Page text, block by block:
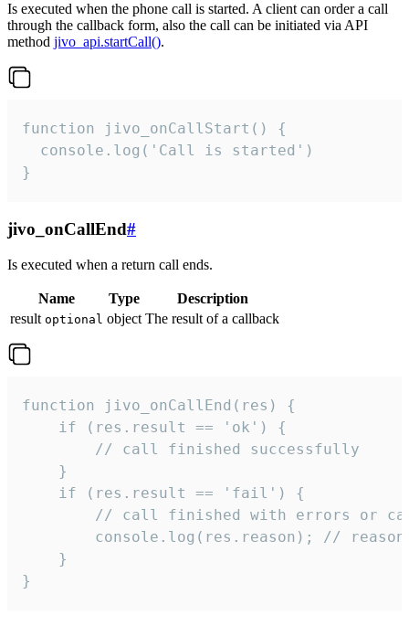
Is executed when the phone call is started. A client can order a call
through the callback form, also the call can be initiated via API
method jivo_api.startCall().
function jivo_onCallStart() {
  console.log('Call is started')
}
jivo_onCallEnd#
Is executed when a return call ends.
Name Type
Description
result optional object The result of a callback
function jivo_onCallEnd(res) {
    if (res.result == 'ok') {
        // call finished successfully
    }
    if (res.result == 'fail') {
// call finished with errors or
console.log(res.reason); //
    }
}